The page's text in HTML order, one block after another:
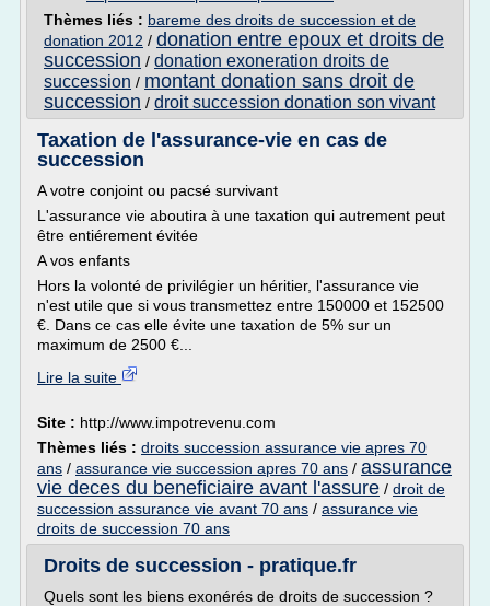
Thèmes liés : bareme des droits de succession et de
donation 2012 / donation entre epoux et droits de
succession / donation exoneration droits de
succession / montant donation sans droit de
succession / droit succession donation son vivant
Taxation de l'assurance-vie en cas de
succession
A votre conjoint ou pacsé survivant
L'assurance vie aboutira à une taxation qui autrement peut
être entiérement évitée
A vos enfants
Hors la volonté de privilégier un héritier, l'assurance vie
n'est utile que si vous transmettez entre 150000 et 152500
€. Dans ce cas elle évite une taxation de 5% sur un
maximum de 2500 €...
Lire la suite
Site : http://www.impotrevenu.com
Thèmes liés : droits succession assurance vie apres 70
ans / assurance vie succession apres 70 ans / assurance
vie deces du beneficiaire avant l'assure / droit de
succession assurance vie avant 70 ans / assurance vie
droits de succession 70 ans
Droits de succession - pratique.fr
Quels sont les biens exonérés de droits de succession ?